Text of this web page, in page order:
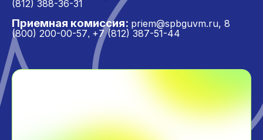
(812) 388-36-31
Приемная комиссия: priem@spbguvm.ru, 8
(800) 200-00-57, +7 (812) 387-51-44